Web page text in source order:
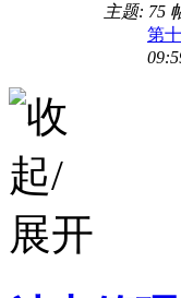
主题: 75
第